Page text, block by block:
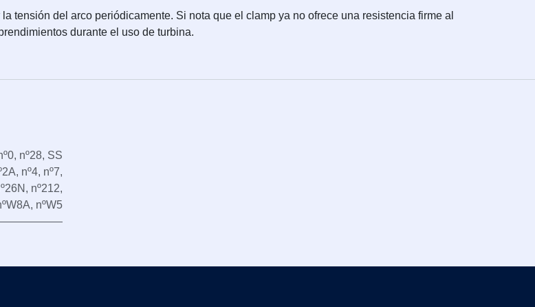
tensión del arco periódicamente. Si nota que el clamp ya no ofrece una resistencia firme al
durante el uso de turbina.
, nº28, SS
, nº4, nº7,
, nº212,
, nºW5